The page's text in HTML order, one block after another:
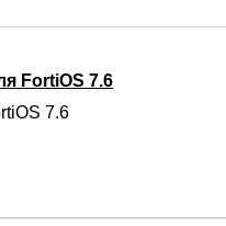
FortiOS 7.6
7.6